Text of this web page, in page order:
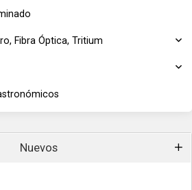
Fibra Óptica, Tritium
Nuevos